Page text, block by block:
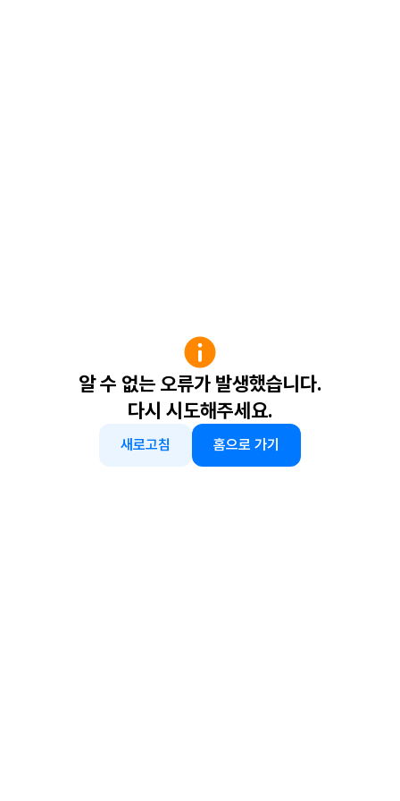
알 수 없는 오류가 발생했습니다.
다시 시도해주세요.
새로고침 홈으로 가기